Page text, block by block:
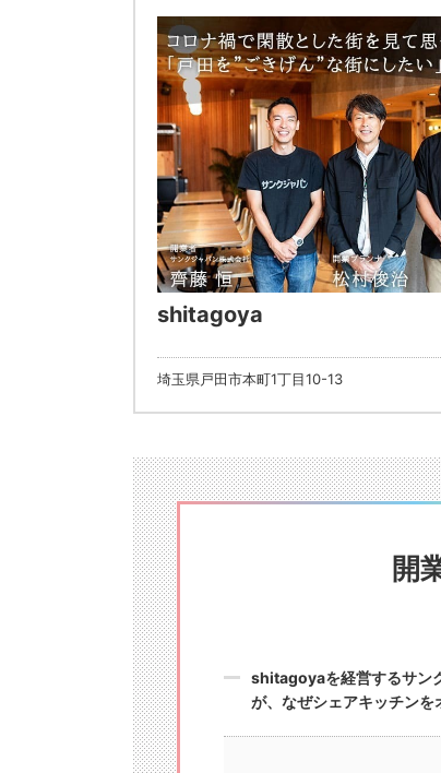
shitagoya
埼玉県戸田市本町1丁目10-13
開
shitagoyaを経営するサン
が、なぜシェアキッチンを